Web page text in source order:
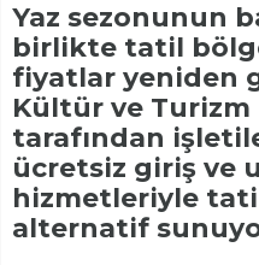
Yaz sezonunun
birlikte tatil
fiyatlar yeniden
Kültür ve Turizm
tarafından
ücretsiz giriş ve
hizmetleriyle
alternatif